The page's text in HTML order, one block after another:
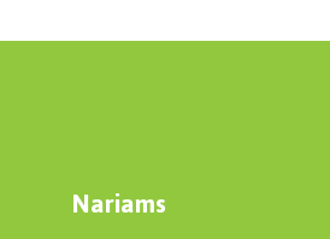
Nariams